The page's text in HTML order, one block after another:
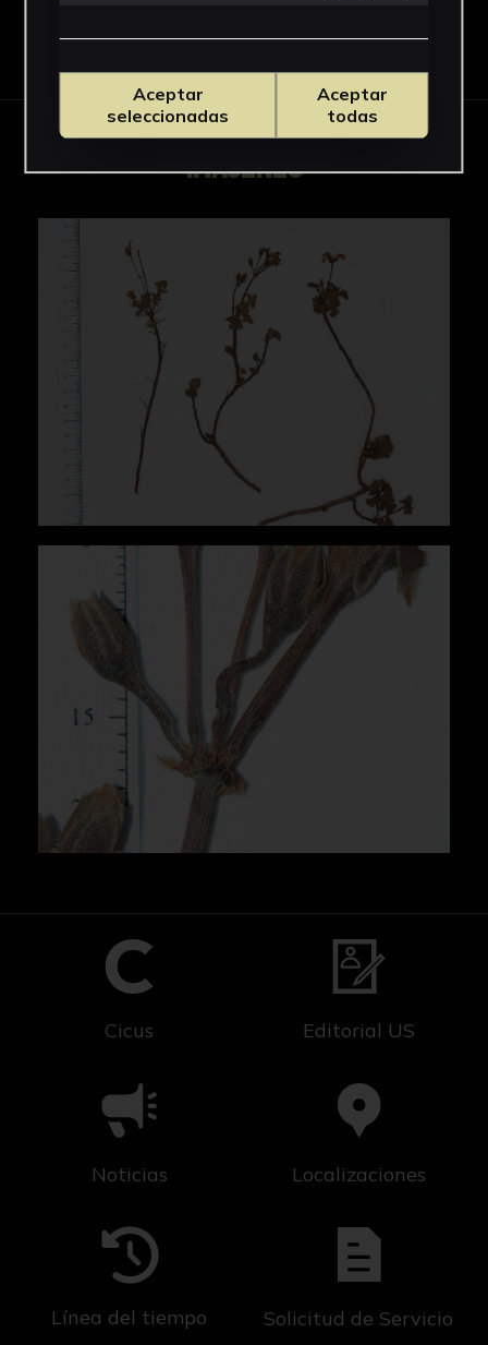
Descargar Ficha
IMÁGENES
Cicus Editorial US
Noticias Localizaciones
Línea del tiempo Solicitud de Servicio
Aceptar
seleccionadas
Aceptar
todas